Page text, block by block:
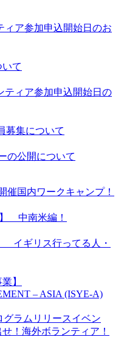
ィア参加申込開始日のお
て
ティア参加申込開始日の
募集について
の公開について
催国内ワークキャンプ！
】 中南米編！
イギリス行ってる人・
】
– ASIA (ISYE-A)
グラムリリースイベン
！海外ボランティア！